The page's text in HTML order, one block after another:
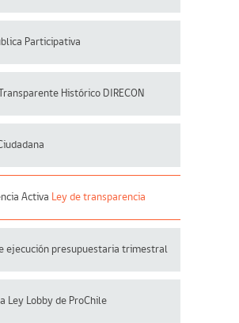
Participativa
Histórico DIRECON
Activa Ley de transparencia
ejecución presupuestaria trimestral
Ley Lobby de ProChile